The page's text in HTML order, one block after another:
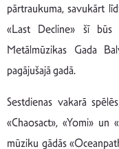
pārtraukuma, savukārt
«Last Decline» šī
Metālmūzikas Gada
pagājušajā gadā.
Sestdienas vakarā
«Chaosact», «Yomi» un
mūziku gādās